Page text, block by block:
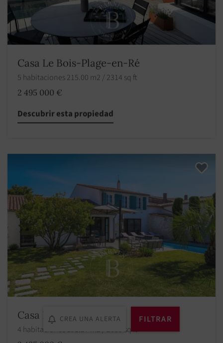
CREA UNA ALERTA FILTRAR
Casa Le Bois-Plage-en-Ré
5 habitaciones 215.00 m2 / 2314 sq ft
2 495 000 €
Descubrir esta propiedad
Casa La Flotte
4 habitaciones 191.27 m2 / 2059 sq ft